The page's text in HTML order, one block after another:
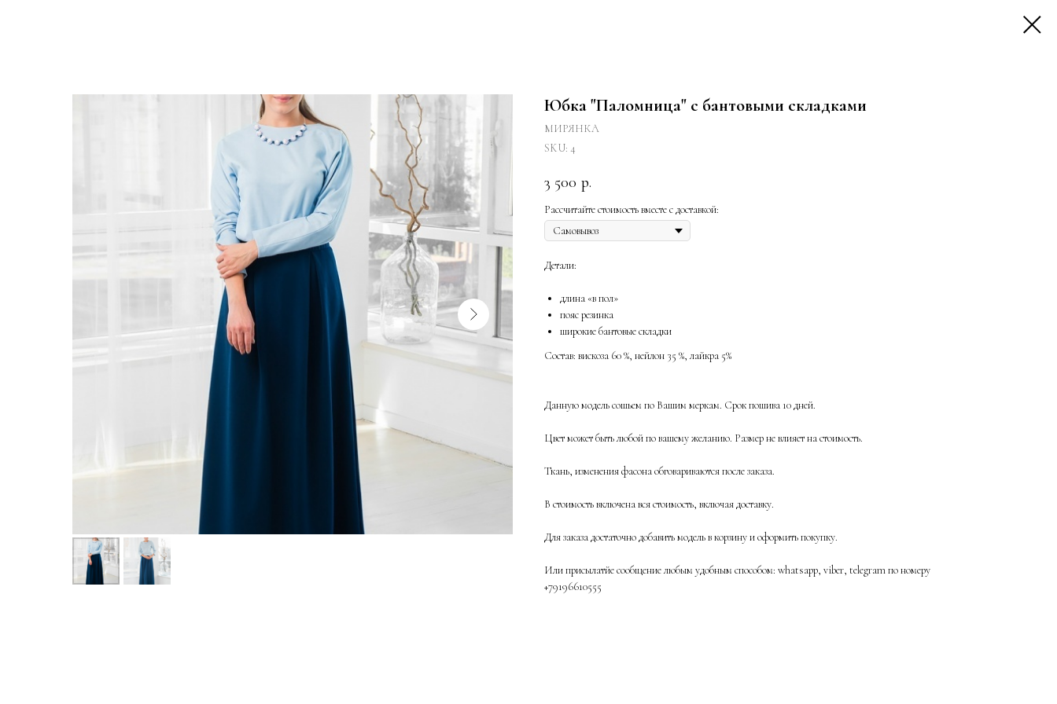
Юбка "Паломница" с бантовыми складками
МИРЯНКА
SKU: 4
3 500 р.
Рассчитайте стоимость вместе с доставкой:
Детали:
длина «в пол»
пояс резинка
широкие бантовые складки
Состав: вискоза 60 %, нейлон 35 %, лайкра 5%
Данную модель сошьем по Вашим меркам. Срок пошива 10 дней.
Цвет может быть любой по вашему желанию. Размер не влияет на стоимость.
Ткань, изменения фасона обговариваются после заказа.
В стоимость включена вся стоимость, включая доставку.
Для заказа достаточно добавить модель в корзину и оформить покупку.
Или присылатйе сообщение любым удобным способом: whatsapp, viber, telegram по номеру
+79196610555